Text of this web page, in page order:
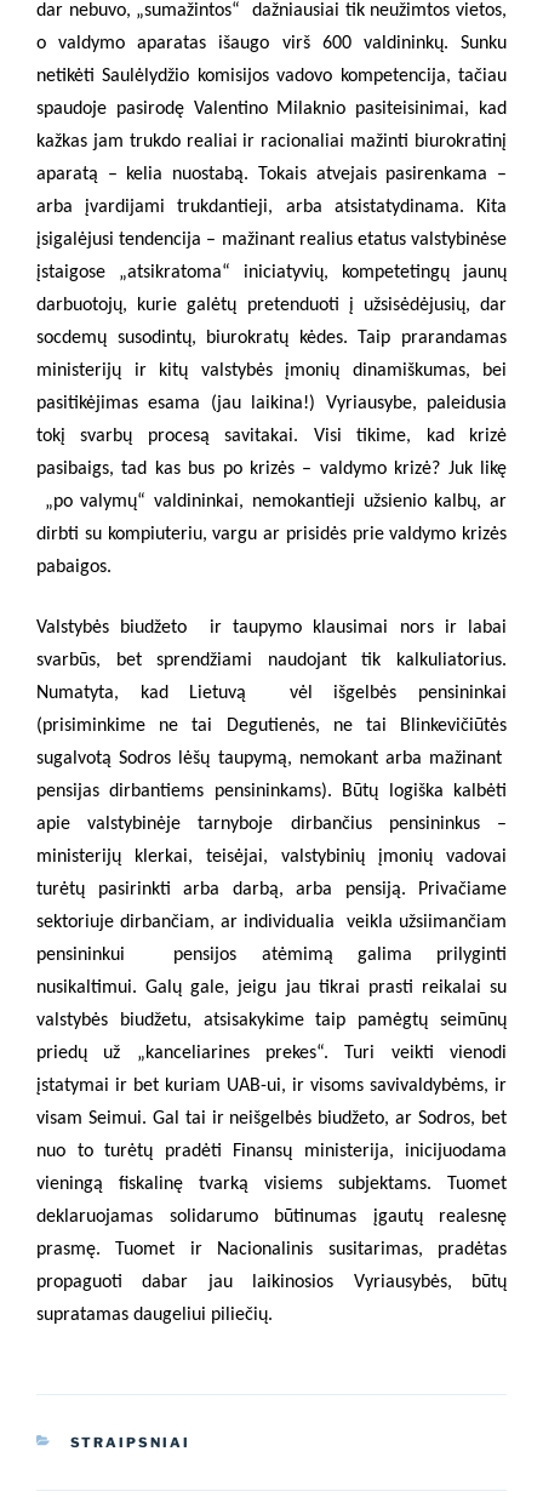
dar nebuvo, „sumažintos“
dažniausiai tik neužimtos vietos,
o valdymo aparatas išaugo virš 600 valdininkų. Sunku
netikėti Saulėlydžio komisijos vadovo kompetencija, tačiau
spaudoje pasirodę Valentino Milaknio pasiteisinimai, kad
kažkas jam trukdo realiai ir racionaliai mažinti biurokratinį
aparatą – kelia nuostabą. Tokais atvejais pasirenkama –
arba įvardijami trukdantieji, arba atsistatydinama. Kita
įsigalėjusi tendencija – mažinant realius etatus valstybinėse
įstaigose „atsikratoma“ iniciatyvių, kompetetingų jaunų
darbuotojų, kurie galėtų pretenduoti į užsisėdėjusių, dar
socdemų susodintų, biurokratų kėdes. Taip prarandamas
ministerijų ir kitų valstybės įmonių dinamiškumas, bei
pasitikėjimas esama (jau laikina!) Vyriausybe, paleidusia
tokį svarbų procesą savitakai. Visi tikime, kad krizė
pasibaigs, tad kas bus po krizės – valdymo krizė? Juk likę
„po valymų“ valdininkai, nemokantieji užsienio kalbų, ar
dirbti su kompiuteriu, vargu ar prisidės prie valdymo krizės
pabaigos.
Valstybės biudžeto
ir taupymo klausimai nors ir labai
svarbūs, bet sprendžiami naudojant tik kalkuliatorius.
Numatyta, kad Lietuvą
vėl išgelbės pensininkai
(prisiminkime ne tai Degutienės, ne tai Blinkevičiūtės
sugalvotą Sodros lėšų taupymą, nemokant arba mažinant
pensijas dirbantiems pensininkams). Būtų logiška kalbėti
apie valstybinėje tarnyboje dirbančius pensininkus –
ministerijų klerkai, teisėjai, valstybinių įmonių vadovai
turėtų pasirinkti arba darbą, arba pensiją. Privačiame
sektoriuje dirbančiam, ar individualia
veikla užsiimančiam
pensininkui
pensijos atėmimą galima prilyginti
nusikaltimui. Galų gale, jeigu jau tikrai prasti reikalai su
valstybės biudžetu, atsisakykime taip pamėgtų seimūnų
priedų už „kanceliarines prekes“. Turi veikti vienodi
įstatymai ir bet kuriam UAB-ui, ir visoms savivaldybėms, ir
visam Seimui. Gal tai ir neišgelbės biudžeto, ar Sodros, bet
nuo to turėtų pradėti Finansų ministerija, inicijuodama
vieningą fiskalinę tvarką visiems subjektams. Tuomet
deklaruojamas solidarumo būtinumas įgautų realesnę
prasmę. Tuomet ir Nacionalinis susitarimas, pradėtas
propaguoti dabar jau laikinosios Vyriausybės, būtų
supratamas daugeliui piliečių.
KATEGORIJOS
STRAIPSNIAI